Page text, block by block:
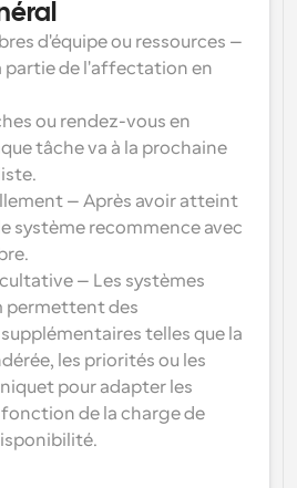
Santé
Télésanté
Marketing
Essayez Cal.ai maintenant !
utilisant OAuth
avec plusieurs participants
sur notre système ? Consultez la
votre site web
facilement
pour les réservations
et les rappels
d'équipe ou ressources –
partie de l'affectation en
ou rendez-vous en
tâche va à la prochaine
– Après avoir atteint
système recommence avec
– Les systèmes
permettent des
telles que la
les priorités ou les
pour adapter les
de la charge de